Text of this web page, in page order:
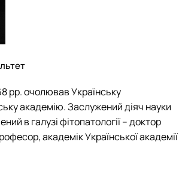
рр. очолював Українську
академію. Заслужений діяч науки
в галузі фітопатології – доктор
академік Української академії